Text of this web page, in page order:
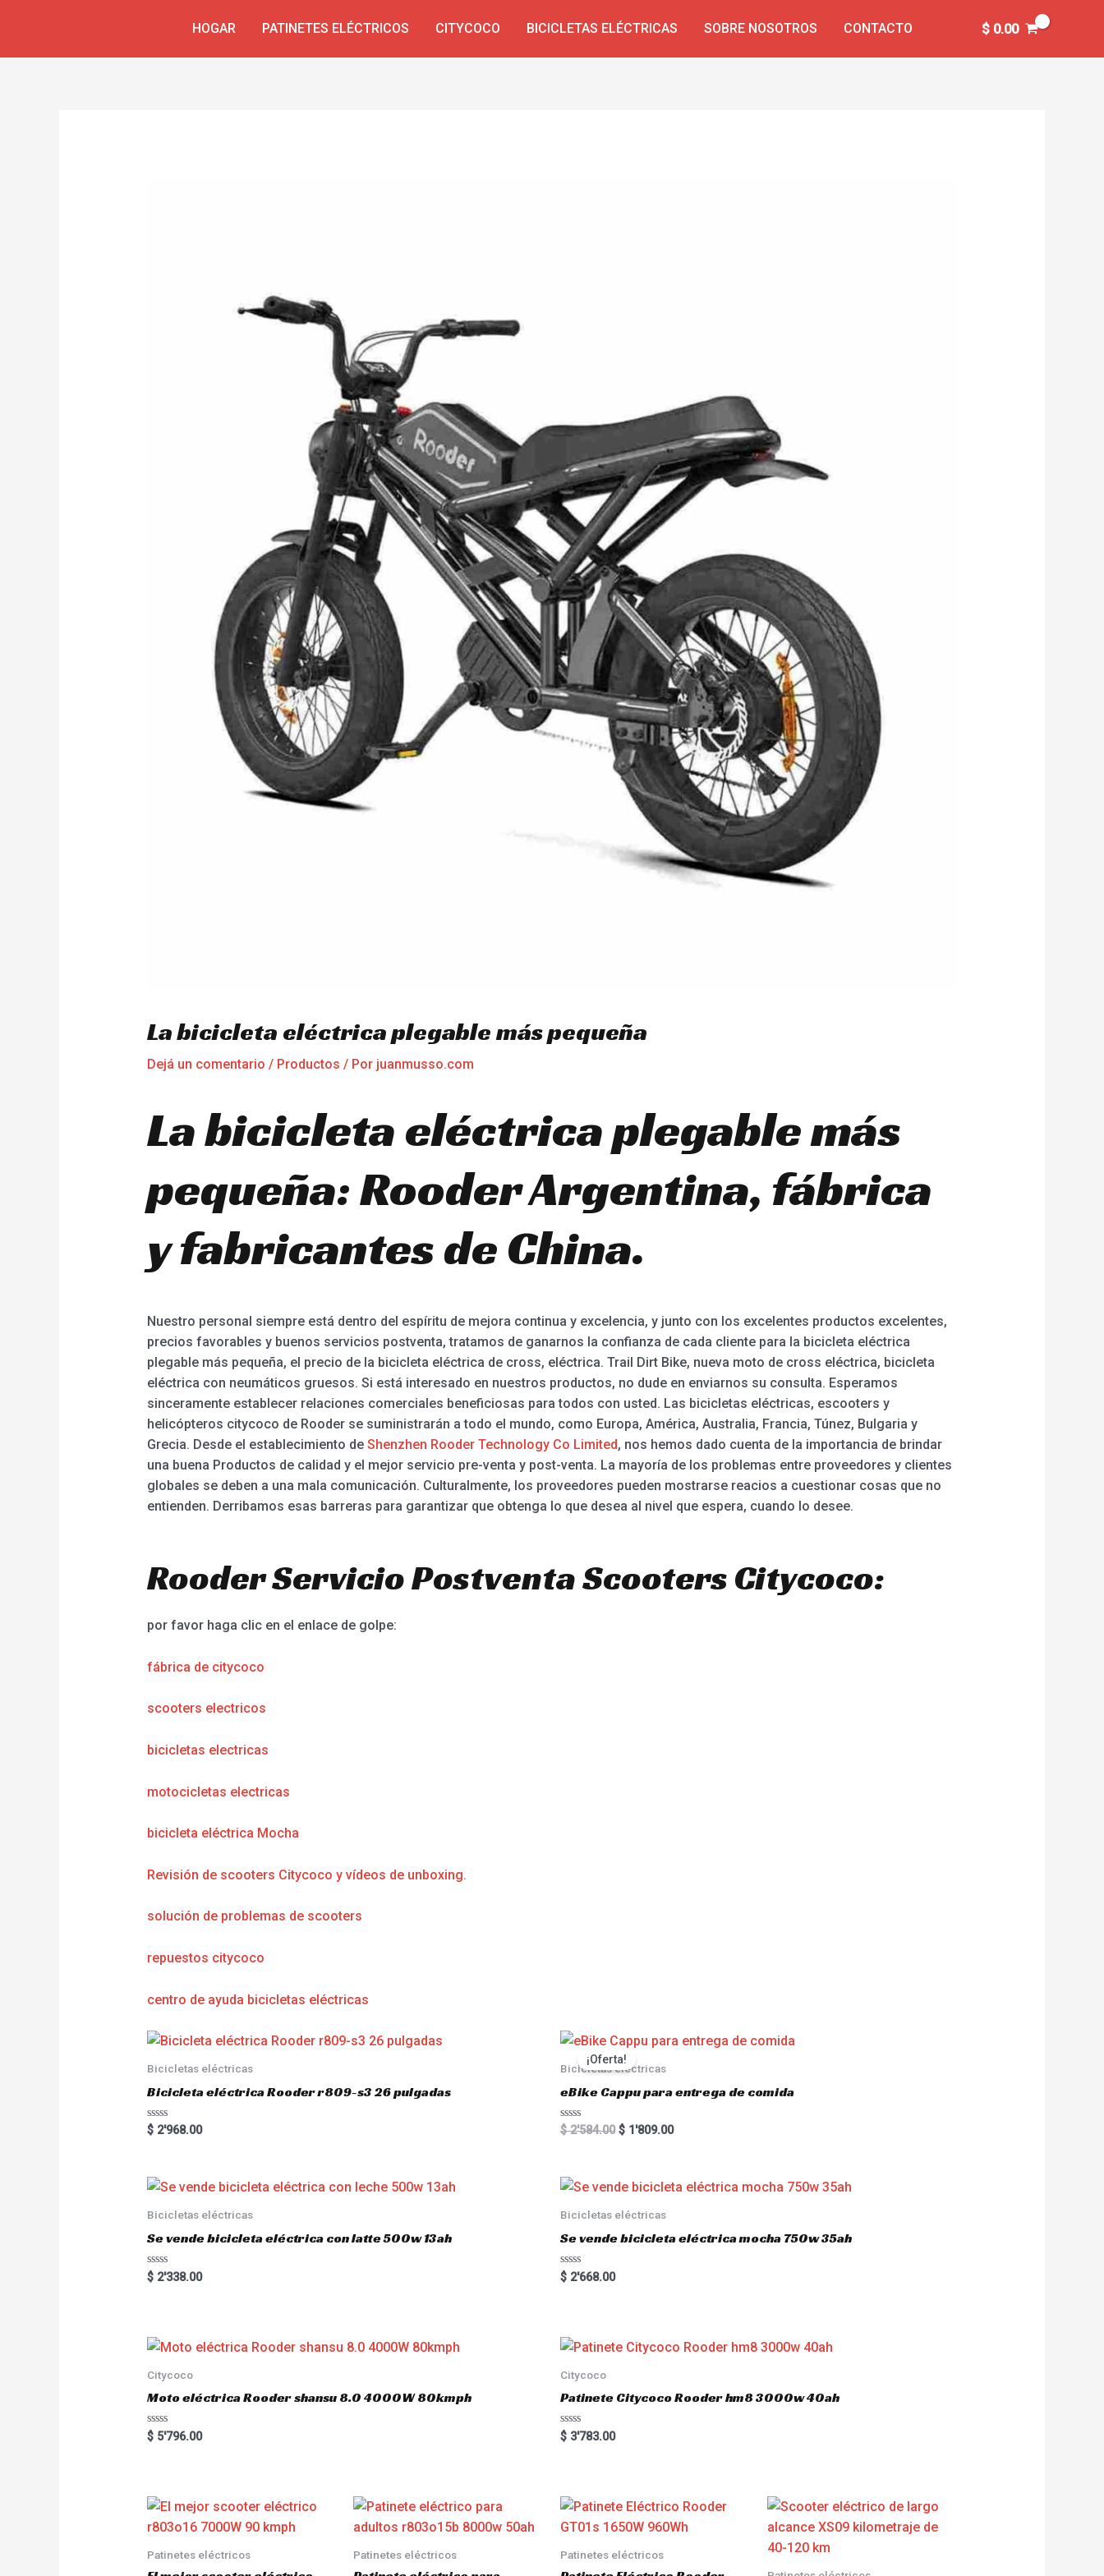
HOGAR PATINETES ELÉCTRICOS CITYCOCO BICICLETAS ELÉCTRICAS SOBRE NOSOTROS CONTACTO $0.00
La bicicleta eléctrica plegable más pequeña
Dejá un comentario / Productos / Por juanmusso.com
La bicicleta eléctrica plegable más
pequeña: Rooder Argentina, fábrica
y fabricantes de China.
Nuestro personal siempre está dentro del espíritu de mejora continua y excelencia, y junto con los excelentes productos excelentes,
precios favorables y buenos servicios postventa, tratamos de ganarnos la confianza de cada cliente para la bicicleta eléctrica
plegable más pequeña, el precio de la bicicleta eléctrica de cross, eléctrica. Trail Dirt Bike, nueva moto de cross eléctrica, bicicleta
eléctrica con neumáticos gruesos. Si está interesado en nuestros productos, no dude en enviarnos su consulta. Esperamos
sinceramente establecer relaciones comerciales beneficiosas para todos con usted. Las bicicletas eléctricas, escooters y
helicópteros citycoco de Rooder se suministrarán a todo el mundo, como Europa, América, Australia, Francia, Túnez, Bulgaria y
Grecia. Desde el establecimiento de Shenzhen Rooder Technology Co Limited, nos hemos dado cuenta de la importancia de brindar
una buena Productos de calidad y el mejor servicio pre-venta y post-venta. La mayoría de los problemas entre proveedores y clientes
globales se deben a una mala comunicación. Culturalmente, los proveedores pueden mostrarse reacios a cuestionar cosas que no
entienden. Derribamos esas barreras para garantizar que obtenga lo que desea al nivel que espera, cuando lo desee.
Rooder Servicio Postventa Scooters Citycoco:
por favor haga clic en el enlace de golpe:
fábrica de citycoco
scooters electricos
bicicletas electricas
motocicletas electricas
bicicleta eléctrica Mocha
Revisión de scooters Citycoco y vídeos de unboxing.
solución de problemas de scooters
repuestos citycoco
centro de ayuda bicicletas eléctricas
Bicicletas eléctricas
Bicicleta eléctrica Rooder r809-s3 26 pulgadas
R
a
0
o
t
f
5
$2'968.00
¡Oferta!
Bicicletas eléctricas
eBike Cappu para entrega de comida
R
a
0
o
t
f
5
$2'584.00 $ 1'809.00
Bicicletas eléctricas
Se vende bicicleta eléctrica con latte 500w 13ah
R
a
o
u
o
f
5
$2'338.00
Bicicletas eléctricas
Se vende bicicleta eléctrica mocha 750w 35ah
R
a
o
u
o
f
5
$ 2'668.00
Citycoco
Moto eléctrica Rooder shansu 8.0 4000W 80kmph
R
a
o
u
o
5
$5'796.00
Citycoco
Patinete Citycoco Rooder hm8 3000w 40ah
R
a
o
u
t
o
5
$ 3'783.00
Patinetes eléctricos Patinetes eléctricos Patinetes eléctricos